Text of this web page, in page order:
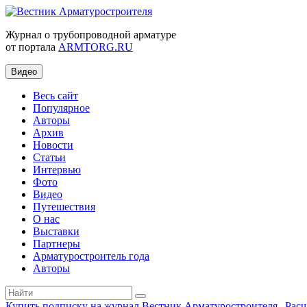
Журнал о трубопроводной арматуре
от портала ARMTORG.RU
Видео
Весь сайт
Популярное
Авторы
Архив
Новости
Статьи
Интервью
Фото
Видео
Путешествия
О нас
Выставки
Партнеры
Арматуростроитель года
Авторы